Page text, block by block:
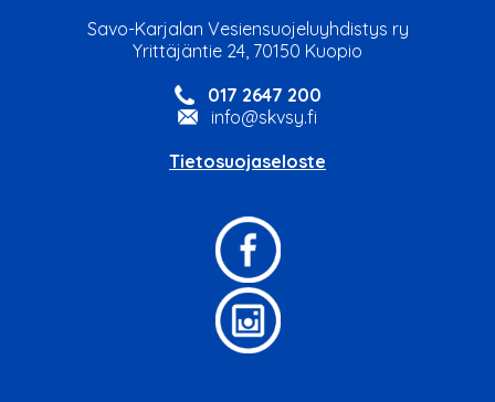
Savo-Karjalan Vesiensuojeluyhdistys ry
Yrittäjäntie 24, 70150 Kuopio
017 2647 200
info@skvsy.fi
Tietosuojaseloste